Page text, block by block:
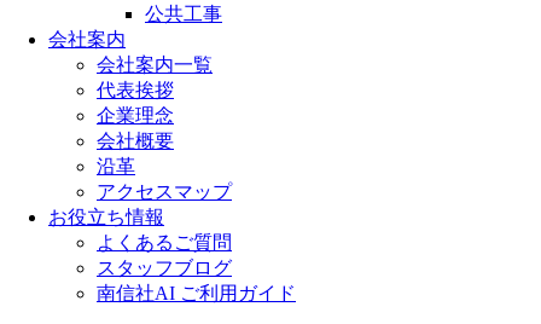
公共工事
会社案内
会社案内一覧
代表挨拶
企業理念
会社概要
沿革
アクセスマップ
お役立ち情報
よくあるご質問
スタッフブログ
南信社AI ご利用ガイド